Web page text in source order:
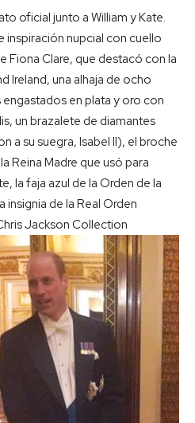
oficial junto a William y Kate.
inspiración nupcial con cuello
Fiona Clare, que destacó con la
Ireland, una alhaja de ocho
en plata y oro con
un brazalete de diamantes
a su suegra, Isabel II), el broche
Reina Madre que usó para
la faja azul de la Orden de la
insignia de la Real Orden
Jackson Collection